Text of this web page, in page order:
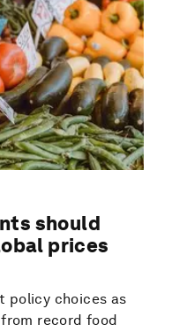
should
prices
policy choices as
record food